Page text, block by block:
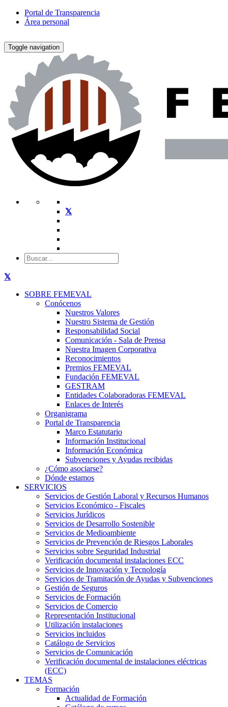
Portal de Transparencia
Área personal
Toggle navigation
SOBRE FEMEVAL
Conócenos
Nuestros Valores
Nuestro Sistema de Gestión
Responsabilidad Social
Comunicación - Sala de Prensa
Nuestra Imagen Corporativa
Reconocimientos
Premios FEMEVAL
Fundación FEMEVAL
GESTRAM
Entidades Colaboradoras FEMEVAL
Enlaces de Interés
Organigrama
Portal de Transparencia
Marco Estatutario
Información Institucional
Información Económica
Subvenciones y Ayudas recibidas
¿Cómo asociarse?
Dónde estamos
SERVICIOS
Servicios de Gestión Laboral y Recursos Humanos
Servicios Económico - Fiscales
Servicios Jurídicos
Servicios de Desarrollo Sostenible
Servicios de Medioambiente
Servicios de Prevención de Riesgos Laborales
Servicios sobre Seguridad Industrial
Verificación documental instalaciones ECC
Servicios de Innovación y Tecnología
Servicios de Tramitación de Ayudas y Subvenciones
Gestión de Seguros
Servicios de Formación
Servicios de Comercio
Representación Institucional
Utilización instalaciones
Servicios incluidos
Catálogo de Servicios
Servicios de Comunicación
Verificación documental de instalaciones eléctricas
(ECC)
TEMAS
Formación
Actualidad de Formación